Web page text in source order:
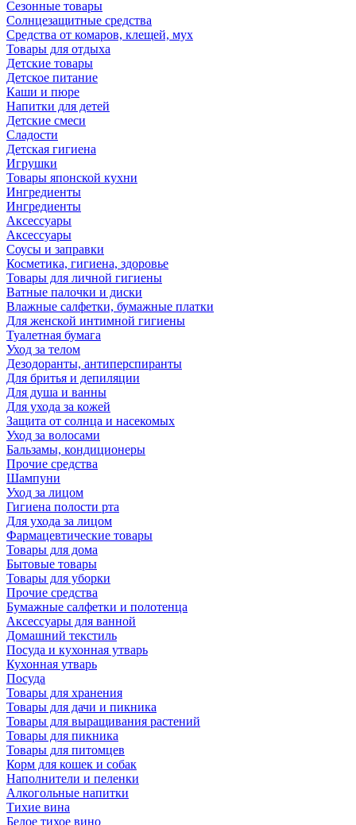
Сезонные товары
Солнцезащитные средства
Средства от комаров, клещей, мух
Товары для отдыха
Детские товары
Детское питание
Каши и пюре
Напитки для детей
Детские смеси
Сладости
Детская гигиена
Игрушки
Товары японской кухни
Ингредиенты
Ингредиенты
Аксессуары
Аксессуары
Соусы и заправки
Косметика, гигиена, здоровье
Товары для личной гигиены
Ватные палочки и диски
Влажные салфетки, бумажные платки
Для женской интимной гигиены
Туалетная бумага
Уход за телом
Дезодоранты, антиперспиранты
Для бритья и депиляции
Для душа и ванны
Для ухода за кожей
Защита от солнца и насекомых
Уход за волосами
Бальзамы, кондиционеры
Прочие средства
Шампуни
Уход за лицом
Гигиена полости рта
Для ухода за лицом
Фармацевтические товары
Товары для дома
Бытовые товары
Товары для уборки
Прочие средства
Бумажные салфетки и полотенца
Аксессуары для ванной
Домашний текстиль
Посуда и кухонная утварь
Кухонная утварь
Посуда
Товары для хранения
Товары для дачи и пикника
Товары для выращивания растений
Товары для пикника
Товары для питомцев
Корм для кошек и собак
Наполнители и пеленки
Алкогольные напитки
Тихие вина
Белое тихое вино